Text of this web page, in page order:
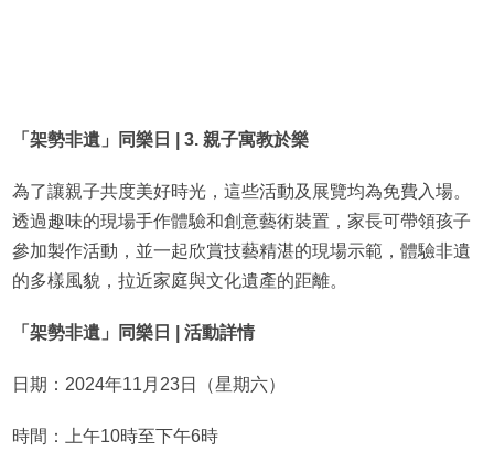
「架勢非遺」同樂日 | 3. 親子寓教於樂
為了讓親子共度美好時光，這些活動及展覽均為免費入場。
透過趣味的現場手作體驗和創意藝術裝置，家長可帶領孩子
參加製作活動，並一起欣賞技藝精湛的現場示範，體驗非遺
的多樣風貌，拉近家庭與文化遺產的距離。
「架勢非遺」同樂日 | 活動詳情
日期：2024年11月23日（星期六）
時間：上午10時至下午6時